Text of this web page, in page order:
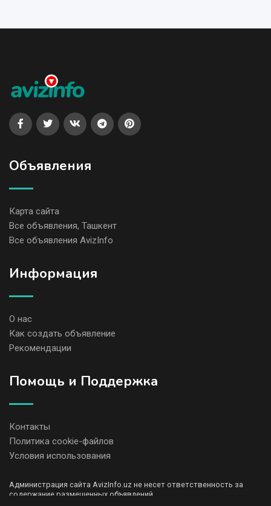
Объявления
Карта сайта
Все объявления, Ташкент
Все объявления AvizInfo
Информация
О нас
Как создать объявление
Рекомендации
Помощь и Поддержка
Контакты
Политика cookie-файлов
Условия использования
Администрация сайта AvizInfo.uz не несет ответственность за
содержание размещенных объявлений.